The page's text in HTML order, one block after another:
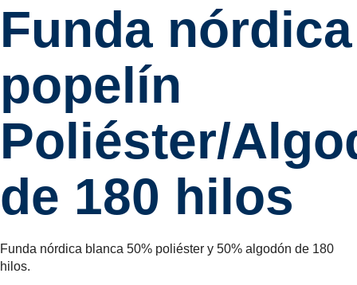
Funda nórdica
popelín
Poliéster/
de 180 hilos
Funda nórdica blanca 50% poliéster y 50% algodón de 180
hilos.